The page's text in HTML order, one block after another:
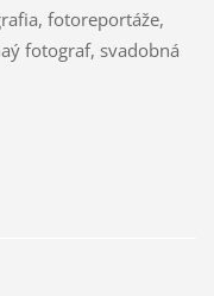
fotoreportáže,
fotograf, svadobná